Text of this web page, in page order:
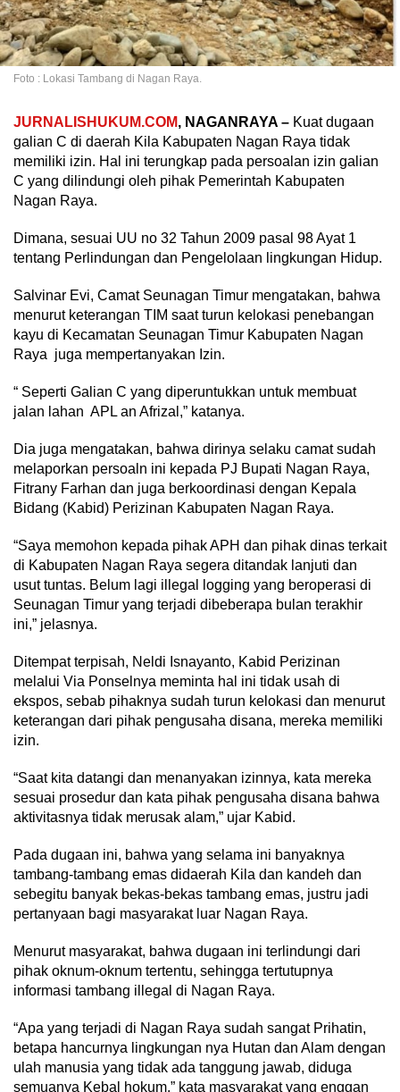
Foto : Lokasi Tambang di Nagan Raya.
JURNALISHUKUM.COM, NAGANRAYA – Kuat dugaan
galian C di daerah Kila Kabupaten Nagan Raya tidak
memiliki izin. Hal ini terungkap pada persoalan izin galian
C yang dilindungi oleh pihak Pemerintah Kabupaten
Nagan Raya.
Dimana, sesuai UU no 32 Tahun 2009 pasal 98 Ayat 1
tentang Perlindungan dan Pengelolaan lingkungan Hidup.
Salvinar Evi, Camat Seunagan Timur mengatakan, bahwa
menurut keterangan TIM saat turun kelokasi penebangan
kayu di Kecamatan Seunagan Timur Kabupaten Nagan
Raya juga mempertanyakan Izin.
“ Seperti Galian C yang diperuntukkan untuk membuat
jalan lahan APL an Afrizal,” katanya.
Dia juga mengatakan, bahwa dirinya selaku camat sudah
melaporkan persoaln ini kepada PJ Bupati Nagan Raya,
Fitrany Farhan dan juga berkoordinasi dengan Kepala
Bidang (Kabid) Perizinan Kabupaten Nagan Raya.
“Saya memohon kepada pihak APH dan pihak dinas terkait
di Kabupaten Nagan Raya segera ditandak lanjuti dan
usut tuntas. Belum lagi illegal logging yang beroperasi di
Seunagan Timur yang terjadi dibeberapa bulan terakhir
ini,” jelasnya.
Ditempat terpisah, Neldi Isnayanto, Kabid Perizinan
melalui Via Ponselnya meminta hal ini tidak usah di
ekspos, sebab pihaknya sudah turun kelokasi dan menurut
keterangan dari pihak pengusaha disana, mereka memiliki
izin.
“Saat kita datangi dan menanyakan izinnya, kata mereka
sesuai prosedur dan kata pihak pengusaha disana bahwa
aktivitasnya tidak merusak alam,” ujar Kabid.
Pada dugaan ini, bahwa yang selama ini banyaknya
tambang-tambang emas didaerah Kila dan kandeh dan
sebegitu banyak bekas-bekas tambang emas, justru jadi
pertanyaan bagi masyarakat luar Nagan Raya.
Menurut masyarakat, bahwa dugaan ini terlindungi dari
pihak oknum-oknum tertentu, sehingga tertutupnya
informasi tambang illegal di Nagan Raya.
“Apa yang terjadi di Nagan Raya sudah sangat Prihatin,
betapa hancurnya lingkungan nya Hutan dan Alam dengan
ulah manusia yang tidak ada tanggung jawab, diduga
semuanya Kebal hokum,” kata masyarakat yang enggan